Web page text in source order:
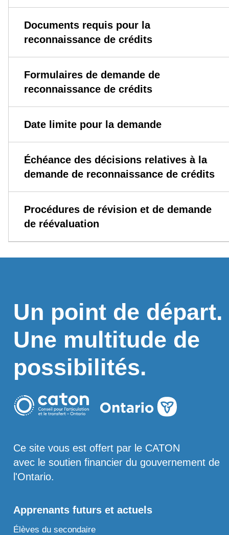
Documents requis pour la
reconnaissance de crédits
Formulaires de demande de
reconnaissance de crédits
Date limite pour la demande
Échéance des décisions relatives à la
demande de reconnaissance de crédits
Procédures de révision et de demande
de réévaluation
Un point de départ.
Une multitude de
possibilités.
Ce site vous est offert par le CATON
avec le soutien financier du gouvernement de
l'Ontario.
Apprenants futurs et actuels
Élèves du secondaire